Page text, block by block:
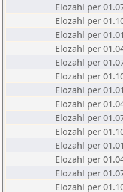
Elozahl per
Elozahl per
Elozahl per
Elozahl per
Elozahl per
Elozahl per
Elozahl per
Elozahl per
Elozahl per
Elozahl per
Elozahl per
Elozahl per
Elozahl per
Elozahl per